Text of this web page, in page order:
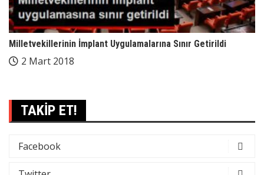
Milletvekillerinin İmplant Uygulamalarına Sınır Getirildi
2 Mart 2018
TAKİP ET!
Facebook